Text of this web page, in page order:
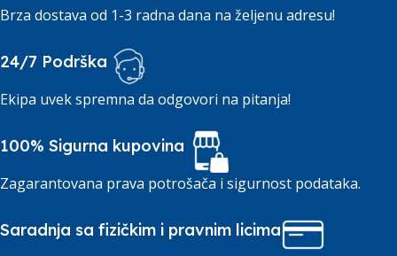
Brza dostava od 1-3 radna dana na željenu adresu!
24/7 Podrška
Ekipa uvek spremna da odgovori na pitanja!
100% Sigurna kupovina
Zagarantovana prava potrošača i sigurnost podataka.
Saradnja sa fizičkim i pravnim licima